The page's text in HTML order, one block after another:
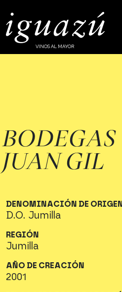
VINOS AL MAYOR
BODEGAS
JUAN GIL
DENOMINACIÓN DE ORIGEN
D.O. Jumilla
REGIÓN
Jumilla
AÑO DE CREACIÓN
2001